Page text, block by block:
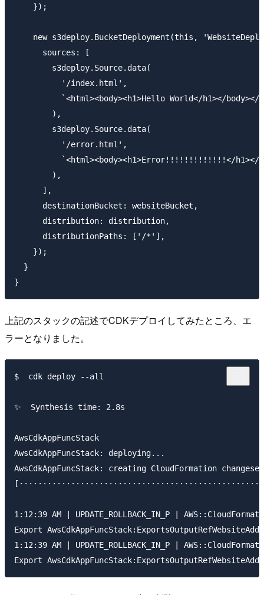
    });
new s3deploy.BucketDeployment(this,
      sources: [
        s3deploy.Source.data(
          '/index.html',
`<html><body><h1>Hello World</h1></body></
        ),
        s3deploy.Source.data(
          '/error.html',
`<html><body><h1>Error!!!!!!!!!!!!!</h1></
        ),
      ],
      destinationBucket: websiteBucket,
      distribution: distribution,
      distributionPaths: ['/*'],
    });
  }
上記のスタックの記述でCDKデプロイしてみたところ、エ
ラーとなりました。
$  cdk deploy --all
✨  Synthesis time: 2.8s
AwsCdkAppFuncStack
AwsCdkAppFuncStack: deploying...
AwsCdkAppFuncStack: creating CloudFormation
1:12:39 AM | UPDATE_ROLLBACK_IN_P |
Export
1:12:39 AM | UPDATE_ROLLBACK_IN_P |